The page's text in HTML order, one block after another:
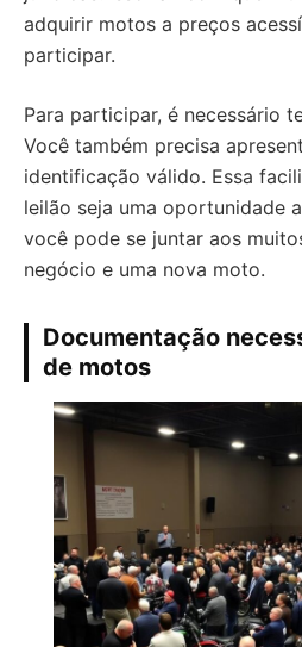
adquirir motos a preços
participar.
Para participar, é necessário
Você também precisa
identificação válido. Essa
leilão seja uma oportunidade
você pode se juntar aos
negócio e uma nova moto.
Documentação
de motos